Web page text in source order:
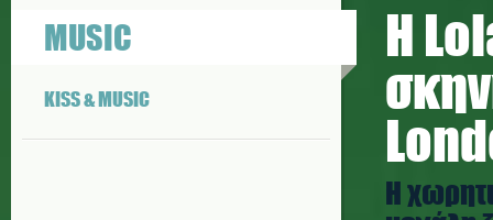
MUSIC
KISS & MUSIC
Η
Η